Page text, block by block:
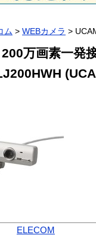
ム > WEBカメラ >
万画素一発
ELECOM